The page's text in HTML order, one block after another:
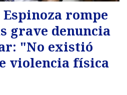
rompe
grave denuncia
"No existió
violencia física